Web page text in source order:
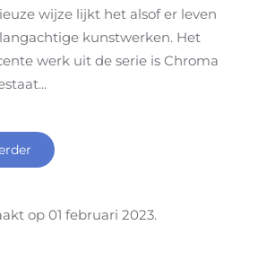
wijze lijkt het alsof er leven
kunstwerken. Het
werk uit de serie is Chroma
op 01 februari 2023.